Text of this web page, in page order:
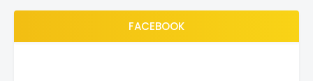
FACEBOOK